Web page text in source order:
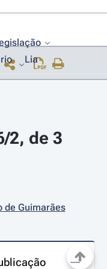
Lia
2, de 3
de Guimarães